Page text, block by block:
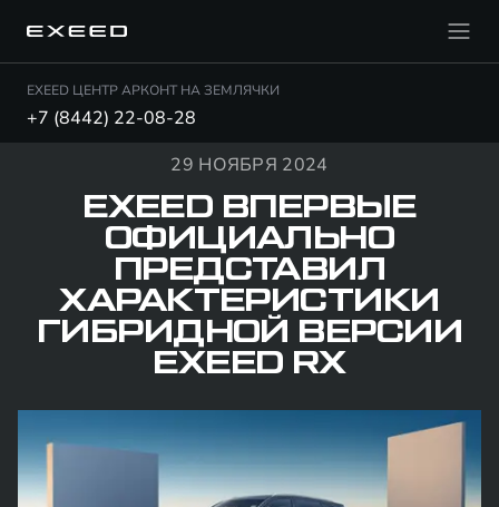
EXEED ЦЕНТР АРКОНТ НА ЗЕМЛЯЧКИ
+7 (8442) 22-08-28
29 НОЯБРЯ 2024
EXEED ВПЕРВЫЕ
ОФИЦИАЛЬНО
ПРЕДСТАВИЛ
ХАРАКТЕРИСТИКИ
ГИБРИДНОЙ ВЕРСИИ
EXEED RX